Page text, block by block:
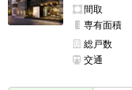
間取
専有面積
総戸数
交通